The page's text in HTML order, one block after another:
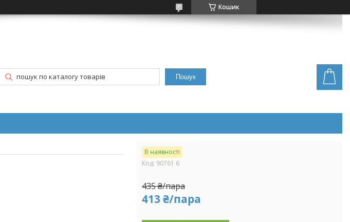
Кошик
Пошук
В наявності
Код: 90761 6
435 ₴/пара
413 ₴/пара